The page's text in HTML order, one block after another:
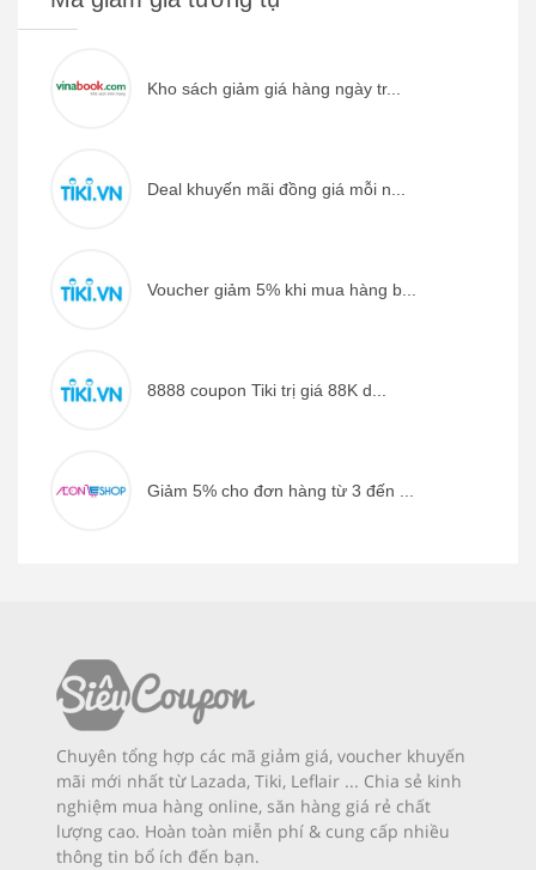
Kho sách giảm giá hàng ngày tr...
Deal khuyến mãi đồng giá mỗi n...
Voucher giảm 5% khi mua hàng b...
8888 coupon Tiki trị giá 88K d...
Giảm 5% cho đơn hàng từ 3 đến ...
Chuyên tổng hợp các mã giảm giá, voucher khuyến
mãi mới nhất từ Lazada, Tiki, Leflair ... Chia sẻ kinh
nghiệm mua hàng online, săn hàng giá rẻ chất
lượng cao. Hoàn toàn miễn phí & cung cấp nhiều
thông tin bổ ích đến bạn.